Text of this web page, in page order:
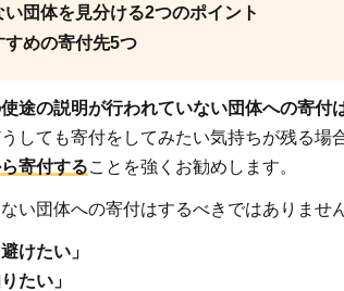
団体を見分ける2つのポイント
すめの寄付先5つ
途の説明が行われていない団体への寄付
しても寄付をしてみたい気持ちが残る場
寄付することを強くお勧めします。
い団体への寄付はするべきではありません
けたい」
たい」